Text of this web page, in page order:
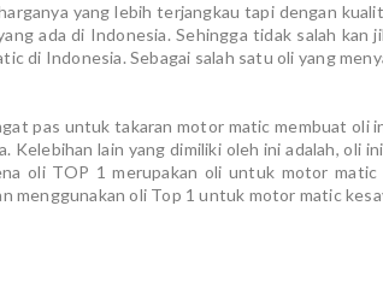
yang lebih terjangkau tapi dengan
ada di Indonesia. Sehingga tidak salah kan
di Indonesia. Sebagai salah satu oli yang
pas untuk takaran motor matic membuat oli
Kelebihan lain yang dimiliki oleh ini adalah, oli
oli TOP 1 merupakan oli untuk motor
menggunakan oli Top 1 untuk motor matic